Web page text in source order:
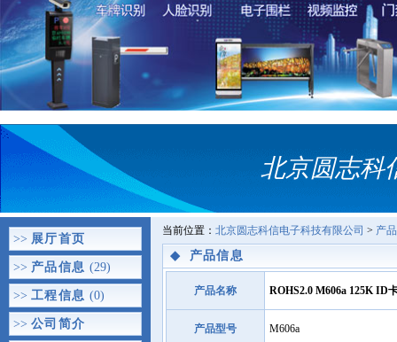
北京圆志科
>> 展厅首页
>> 产品信息 (29)
>> 工程信息 (0)
>> 公司简介
当前位置： 北京圆志科信电子科技有限公司 > 产
◆ 产品信息
产品名称 ROHS2.0 M606a 125K ID
产品型号 M606a